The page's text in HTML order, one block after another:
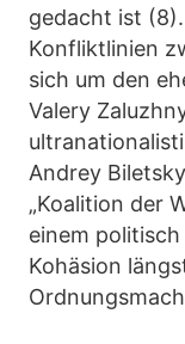
gedacht ist
Konfliktlinien
sich um den
Valery
Andrey
„Koalition der
einem
Kohäsion